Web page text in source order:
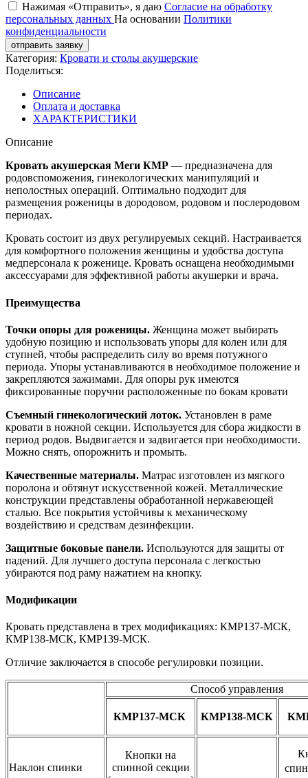
Нажимая «Отправить», я даю Согласие на обработку
персональных данных На основании Политики
конфиденциальности
отправить заявку
Категория: Кровати и столы акушерские
Поделиться:
Описание
Оплата и доставка
ХАРАКТЕРИСТИКИ
Описание
Кровать акушерская Меги КМР — предназначена для
родовспоможения, гинекологических манипуляций и
неполостных операций. Оптимально подходит для
размещения роженицы в дородовом, родовом и послеродовом
периодах.
Кровать состоит из двух регулируемых секций. Настраивается
для комфортного положения женщины и удобства доступа
медперсонала к роженице. Кровать оснащена необходимыми
аксессуарами для эффективной работы акушерки и врача.
Преимущества
Точки опоры для роженицы. Женщина может выбирать
удобную позицию и использовать упоры для колен или для
ступней, чтобы распределить силу во время потужного
периода. Упоры устанавливаются в необходимое положение и
закрепляются зажимами. Для опоры рук имеются
фиксированные поручни расположенные по бокам кровати
Съемный гинекологический лоток. Установлен в раме
кровати в ножной секции. Используется для сбора жидкости в
период родов. Выдвигается и задвигается при необходимости.
Можно снять, опорожнить и промыть.
Качественные материалы. Матрас изготовлен из мягкого
поролона и обтянут искусственной кожей. Металлические
конструкции представлены обработанной нержавеющей
сталью. Все покрытия устойчивы к механическому
воздействию и средствам дезинфекции.
Защитные боковые панели. Используются для защиты от
падений. Для лучшего доступа персонала с легкостью
убираются под раму нажатием на кнопку.
Модификации
Кровать представлена в трех модификациях: КМР137-МСК,
КМР138-МСК, КМР139-МСК.
Отличие заключается в способе регулировки позиции.
Способ управления
КМР137-МСК КМР138-МСК
Наклон спинки
Кнопки на
спинной секции